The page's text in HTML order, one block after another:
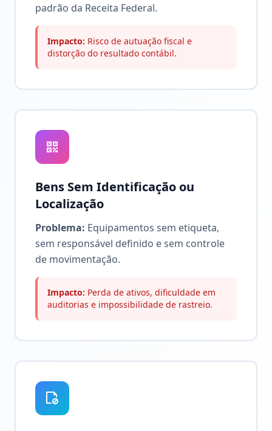
padrão da Receita Federal.
Impacto: Risco de autuação fiscal e
distorção do resultado contábil.
Bens Sem Identificação ou
Localização
Problema: Equipamentos sem etiqueta,
sem responsável definido e sem controle
de movimentação.
Impacto: Perda de ativos, dificuldade em
auditorias e impossibilidade de rastreio.